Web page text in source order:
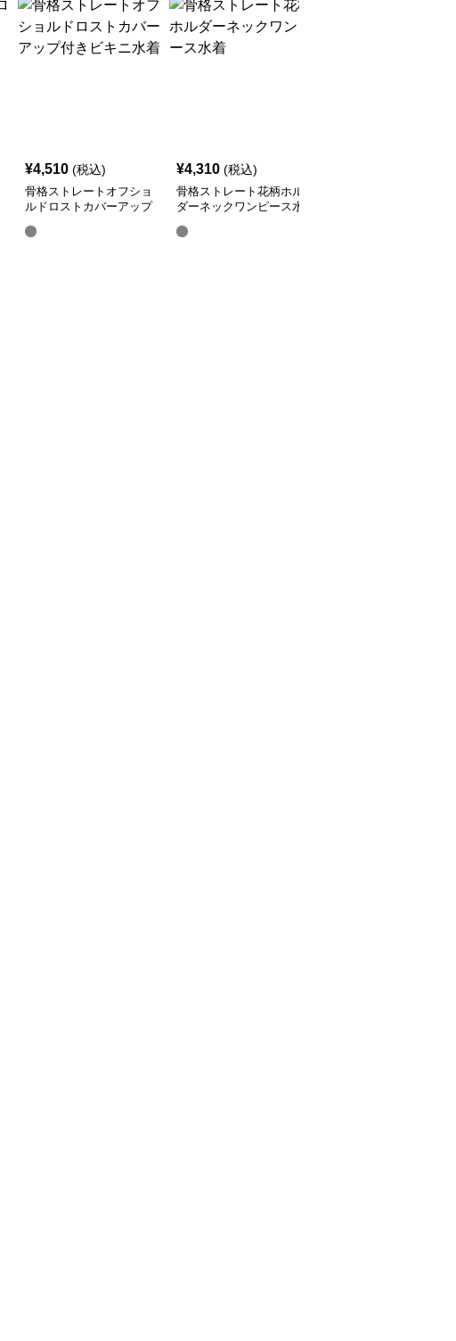
¥4,510 (税込)
骨格ストレートオフショ
ルドロストカバーアップ
¥4,310 (税込)
骨格ストレート花柄ホル
ダーネックワンピース水